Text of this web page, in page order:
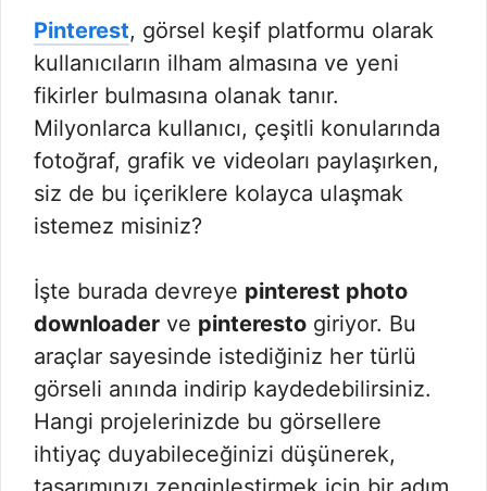
Pinterest, görsel keşif platformu olarak
kullanıcıların ilham almasına ve yeni
fikirler bulmasına olanak tanır.
Milyonlarca kullanıcı, çeşitli konularında
fotoğraf, grafik ve videoları paylaşırken,
siz de bu içeriklere kolayca ulaşmak
istemez misiniz?
İşte burada devreye pinterest photo
downloader ve pinteresto giriyor. Bu
araçlar sayesinde istediğiniz her türlü
görseli anında indirip kaydedebilirsiniz.
Hangi projelerinizde bu görsellere
ihtiyaç duyabileceğinizi düşünerek,